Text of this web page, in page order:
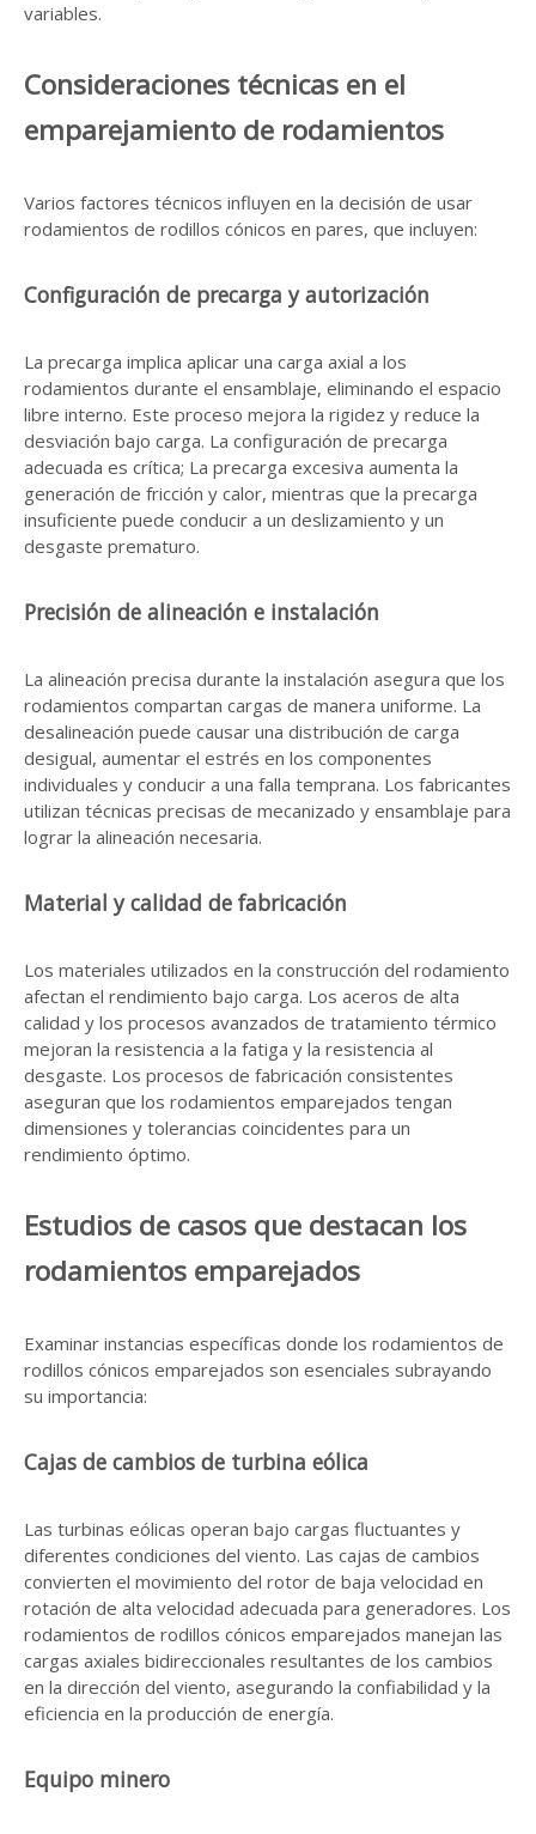
variables.
Consideraciones técnicas en el
emparejamiento de rodamientos
Varios factores técnicos influyen en la decisión de usar
rodamientos de rodillos cónicos en pares, que incluyen:
Configuración de precarga y autorización
La precarga implica aplicar una carga axial a los
rodamientos durante el ensamblaje, eliminando el espacio
libre interno. Este proceso mejora la rigidez y reduce la
desviación bajo carga. La configuración de precarga
adecuada es crítica; La precarga excesiva aumenta la
generación de fricción y calor, mientras que la precarga
insuficiente puede conducir a un deslizamiento y un
desgaste prematuro.
Precisión de alineación e instalación
La alineación precisa durante la instalación asegura que los
rodamientos compartan cargas de manera uniforme. La
desalineación puede causar una distribución de carga
desigual, aumentar el estrés en los componentes
individuales y conducir a una falla temprana. Los fabricantes
utilizan técnicas precisas de mecanizado y ensamblaje para
lograr la alineación necesaria.
Material y calidad de fabricación
Los materiales utilizados en la construcción del rodamiento
afectan el rendimiento bajo carga. Los aceros de alta
calidad y los procesos avanzados de tratamiento térmico
mejoran la resistencia a la fatiga y la resistencia al
desgaste. Los procesos de fabricación consistentes
aseguran que los rodamientos emparejados tengan
dimensiones y tolerancias coincidentes para un
rendimiento óptimo.
Estudios de casos que destacan los
rodamientos emparejados
Examinar instancias específicas donde los rodamientos de
rodillos cónicos emparejados son esenciales subrayando
su importancia:
Cajas de cambios de turbina eólica
Las turbinas eólicas operan bajo cargas fluctuantes y
diferentes condiciones del viento. Las cajas de cambios
convierten el movimiento del rotor de baja velocidad en
rotación de alta velocidad adecuada para generadores. Los
rodamientos de rodillos cónicos emparejados manejan las
cargas axiales bidireccionales resultantes de los cambios
en la dirección del viento, asegurando la confiabilidad y la
eficiencia en la producción de energía.
Equipo minero